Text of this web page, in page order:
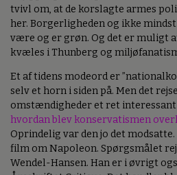
tvivl om, at de korslagte armes
her. Borgerligheden og ikke
være og er grøn. Og det er muligt
kvæles i Thunberg og
Et af tidens modeord er
selv et horn i siden på. Men det
omstændigheder et ret
hvordan blev konservatismen
Oprindelig var den jo det
film om Napoleon. Spørgsmålet
Wendel-Hansen. Han er i øvrigt